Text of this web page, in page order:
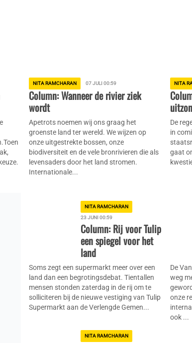
NITA RAMCHARAN 07 JULI 00:59
Column: Wanneer de rivier ziek
wordt
Apetrots noemen wij ons graag het
groenste land ter wereld. We wijzen op
onze uitgestrekte bossen, onze
biodiversiteit en de vele bronrivieren die als
levensaders door het land stromen.
Internationale...
NITA
De
in
gaat
NITA RAMCHARAN
23 JUNI 00:59
Column: Rij voor Tulip
een spiegel voor het
land
Soms zegt een supermarkt meer over een
land dan een begrotingsdebat. Tientallen
mensen stonden zaterdag in de rij om te
solliciteren bij de nieuwe vestiging van Tulip
Supermarkt aan de Verlengde Gemen...
De
weg
onze
ook ...
NITA RAMCHARAN